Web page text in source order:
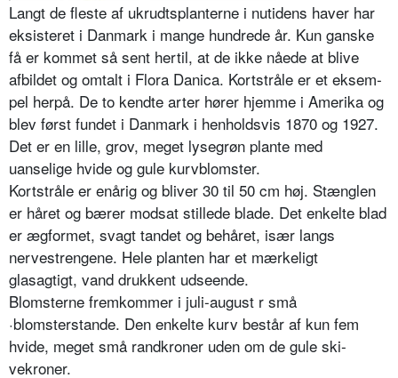
Langt de fleste af ukrudtsplanterne i nutidens haver har
eksisteret i Dan­mark i mange hundrede år. Kun ganske
få er kommet så sent hertil, at de ikke nåede at blive
afbildet og omtalt i Flora Danica. Kortstråle er et eksem­
pel herpå. De to kendte arter hører hjemme i Amerika og
blev først fundet i Danmark i henholdsvis 1870 og 1927.
Det er en lille, grov, meget lysegrøn plante med
uanselige hvide og gule kurvblomster.
Kortstråle er enårig og bliver 30 til 50 cm høj. Stænglen
er håret og bærer modsat stillede blade. Det enkelte blad
er ægformet, svagt tandet og behå­ret, især langs
nervestrengene. Hele planten har et mærkeligt
glasagtigt, vand drukkent udseende.
Blomsterne fremkommer i juli-august r små
·blomsterstande. Den enkelte kurv består af kun fem
hvide, meget små randkroner uden om de gule ski­
vekroner.